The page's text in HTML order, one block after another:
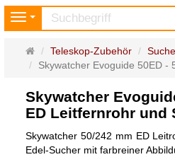
Navigation
Startseite
Teleskop-Zubehör
Skywatcher Evoguide 50ED -
Skywatcher
ED Leitfernrohr und
Skywatcher 50/242 mm ED
Edel-Sucher mit farbreiner